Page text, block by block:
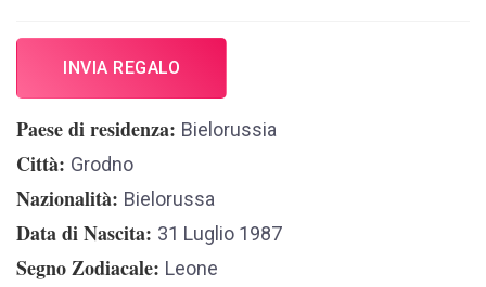
INVIA REGALO
Paese di residenza Bielorussia
Città Grodno
Nazionalità Bielorussa
Data di Nascita 31 Luglio 1987
Segno Zodiacale Leone